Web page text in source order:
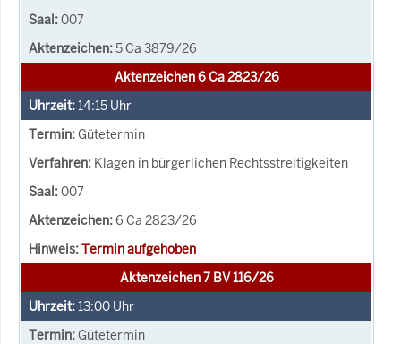
007
5 Ca 3879/26
Aktenzeichen 6 Ca 2823/26
14:15 Uhr
Gütetermin
Klagen in bürgerlichen Rechtsstreitigkeiten
007
6 Ca 2823/26
Termin aufgehoben
Aktenzeichen 7 BV 116/26
13:00 Uhr
Gütetermin